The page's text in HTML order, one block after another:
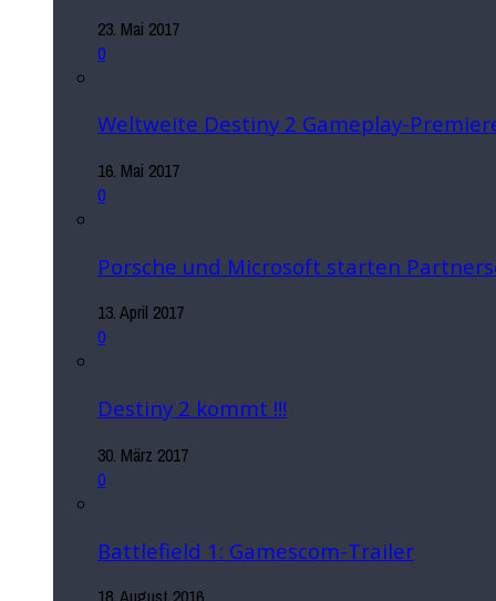
23. Mai 2017
0
Weltweite Destiny 2 Gameplay-
16. Mai 2017
0
Porsche und Microsoft starten
13. April 2017
0
Destiny 2 kommt !!!
30. März 2017
0
Battlefield 1: Gamescom-Trailer